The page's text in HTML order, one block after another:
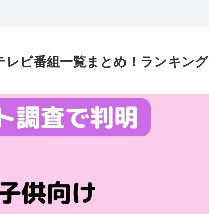
ビ番組一覧まとめ！ランキング